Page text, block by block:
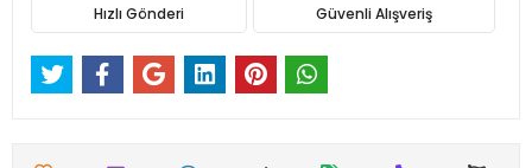
Hızlı Gönderi Güvenli Alışveriş